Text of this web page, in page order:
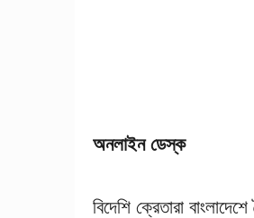
অনলাইন ডেস্ক
বিদেশি ক্রেতারা